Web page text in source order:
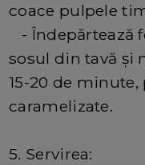
coace pulpele
- Îndepărtează
sosul din tavă și
15-20 de
caramelizate.
5. Servirea: